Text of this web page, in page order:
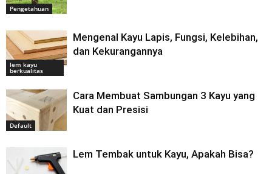
Pengetahuan
lem kayu
berkualitas
Mengenal Kayu Lapis, Fungsi, Kelebihan,
dan Kekurangannya
Default
Cara Membuat Sambungan 3 Kayu yang
Kuat dan Presisi
Lem Tembak untuk Kayu, Apakah Bisa?